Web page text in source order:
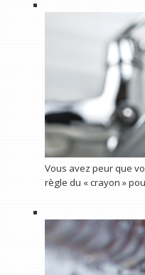
Vous avez peur que
règle du « crayon »